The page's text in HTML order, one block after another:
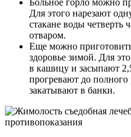
Больное горло можно
Для этого нарезают
стакане воды четверть
отваром.
Еще можно
здоровье зимой. Для
в кашицу и засыпают
прогревают до полного
закатывают в банки.